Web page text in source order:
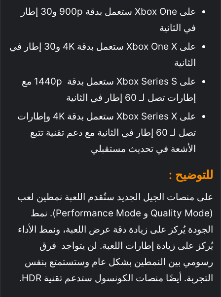
على Xbox One ستعمل بدقة 900p و30 إطار
في الثانية
على Xbox One X ستعمل بدقة 4K و30 إطار في
الثانية
على Xbox Series S ستعمل بدقة 1440p مع
إطارات تصل لـ 60 إطار في الثانية
على Xbox Series X ستعمل بدقة 4K وإطارات
تصل لـ 60 إطار في الثانية مع دعم تقنية تتبع
الأشعة في تحديث مستقبلي
للتوضيح :
على منصات الجيل الجديد ستُقدم اللعبة نمطين لعب
(Quality Mode و Performance Mode). نمط
الجودة يُركز على زيادة دقة عرض اللعبة، ونمط الأداء
يُركز على زيادة إطارات اللعبة. لن يتواجد فرق
رسومي بين النمطين بشكل عام وستستمتع بنفس
التجربة. أيضًا منصات الكونسول ستدعم تقنية HDR.